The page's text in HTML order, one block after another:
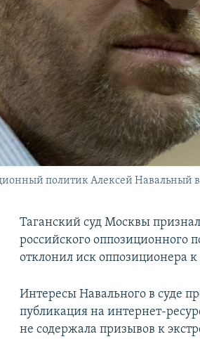
политик Алексей Навальный в
Таганский суд Москвы
российского оппозиционного
отклонил иск оппозиционера
Интересы Навального в суде
публикация на интернет-
не содержала призывов к